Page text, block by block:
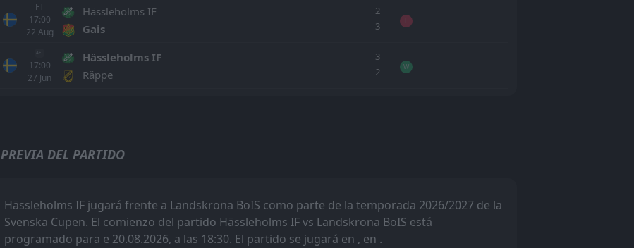
FT
17:00
22 Aug
Hässleholms IF
Gais
2
3
L
AET
17:00
27 Jun
Hässleholms IF
Räppe
3
2
W
FT
13:00
28Mar
Landskrona BoIS
Jonkopings Sodra
2
D
PREVIA DEL PARTIDO
Hässleholms IF jugará frente a Landskrona BoIS como parte de la temporada 2026/2027 de la
Svenska Cupen. El comienzo del partido Hässleholms IF vs Landskrona BoIS está
programado para e 20.08.2026, a las 18:30. El partido se jugará en , en .